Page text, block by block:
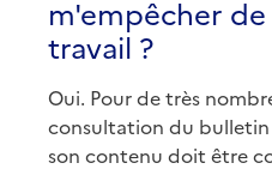
m'empêcher
travail ?
Oui. Pour de très
consultation du
son contenu doit être